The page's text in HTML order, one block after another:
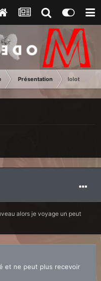
Présentation lolot
alors je voyage un peut
et ne peut plus recevoir